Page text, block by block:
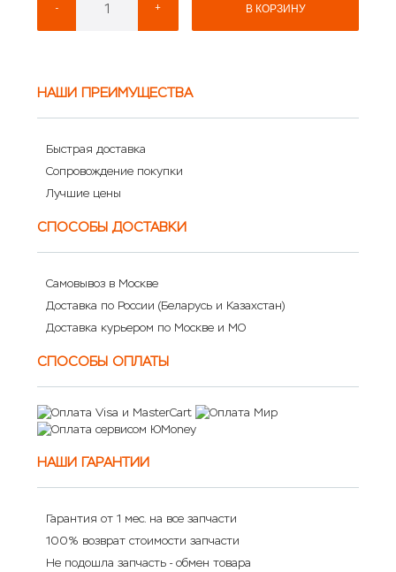
- + В КОРЗИНУ
НАШИ ПРЕИМУЩЕСТВА
Быстрая доставка
Сопровождение покупки
Лучшие цены
СПОСОБЫ ДОСТАВКИ
Самовывоз в Москве
Доставка по России (Беларусь и Казахстан)
Доставка курьером по Москве и МО
СПОСОБЫ ОПЛАТЫ
НАШИ ГАРАНТИИ
Гарантия от 1 мес. на все запчасти
100% возврат стоимости запчасти
Не подошла запчасть - обмен товара